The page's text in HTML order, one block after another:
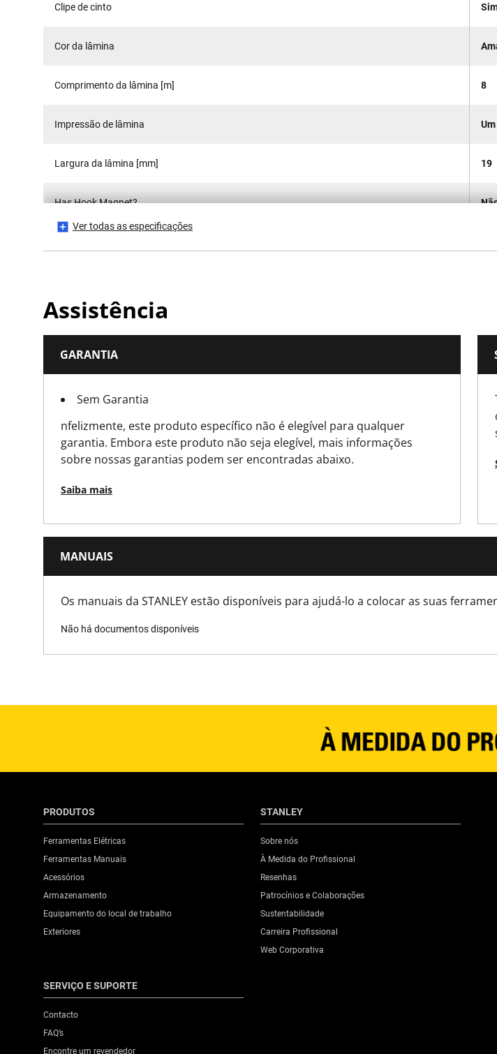
Clipe de cinto
Cor da lâmina
Comprimento da lâmina [m] 8
Impressão de lâmina
Largura da lâmina [mm] 19
Has Hook Magnet?
Número de Peças
Altura do produto [mm] 180
Comprimento do produto [mm]
Peso do produto [g] 450
Destaque [m]
Tipo de produto de fitas
Ver todas as especificações
Assistência
GARANTIA
Sem Garantia
nfelizmente, este produto específico não é elegível para qualquer
garantia. Embora este produto não seja elegível, mais informações
sobre nossas garantias podem ser encontradas abaixo.
Saiba mais
MANUAIS
Os manuais da STANLEY estão disponíveis para ajudá-lo a colocar as suas
Não há documentos disponíveis
PRODUTOS
Ferramentas Elétricas
Ferramentas Manuais
Acessórios
Armazenamento
Equipamento do local de trabalho
Exteriores
STANLEY
Sobre nós
À Medida do Profissional
Resenhas
Patrocínios e Colaborações
Sustentabilidade
Carreira Profissional
Web Corporativa
SERVIÇO E SUPORTE
Contacto
FAQ’s
Encontre um revendedor